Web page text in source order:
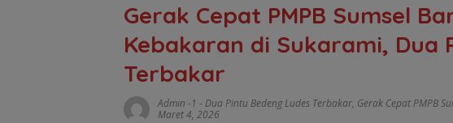
Gerak Cepat PMPB Sumsel
Kebakaran di Sukarami, Dua
Terbakar
Admin -1 - Dua Pintu Bedeng Ludes Terbakar, Gerak Cepat PMPB
Maret 4, 2026